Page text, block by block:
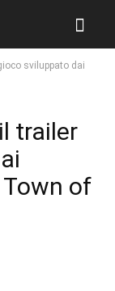
sviluppato dai
trailer
of